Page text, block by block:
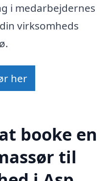
i medarbejdernes
virksomheds
her
booke en
til